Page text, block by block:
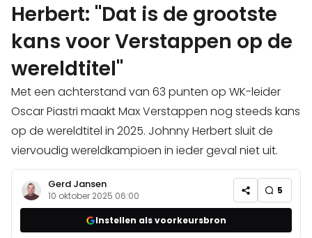
Herbert: "Dat is de grootste
kans voor Verstappen op de
wereldtitel"
Met een achterstand van 63 punten op WK-leider
Oscar Piastri maakt Max Verstappen nog steeds kans
op de wereldtitel in 2025. Johnny Herbert sluit de
viervoudig wereldkampioen in ieder geval niet uit.
Gerd Jansen
10 oktober 2025 06:00 5
Instellen als voorkeursbron